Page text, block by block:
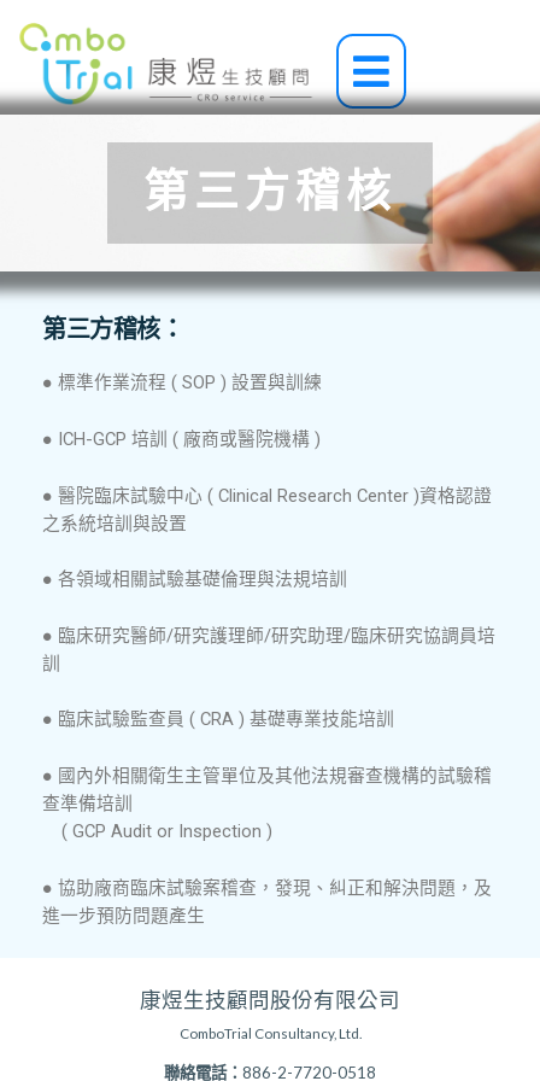
要
Main
Menu
第三方稽核
第三方稽核：
● 標準作業流程 ( SOP ) 設置與訓練
● ICH-GCP 培訓 ( 廠商或醫院機構 )
● 醫院臨床試驗中心 ( Clinical Research Center )資格認證
之系統培訓與設置​
● 各領域相關試驗基礎倫理與法規培訓
● 臨床研究醫師/研究護理師/研究助理/臨床研究協調員培
訓
● 臨床試驗監查員​ ( CRA ) 基礎專業技能培訓
● 國內外相關衛生主管單位及其他法規審查機構的試驗稽
查準備培訓
( GCP Audit or Inspection )
● 協助廠商臨床試驗案稽查，發現、糾正和解決問題，及
進一步預防問題產生
康煜生技顧問股份有限公司
ComboTrial Consultancy, Ltd.
聯絡電話： 886-2-7720-0518